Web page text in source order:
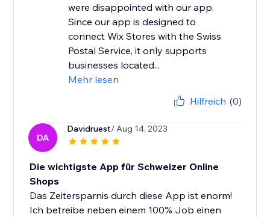
were disappointed with our app.
Since our app is designed to
connect Wix Stores with the Swiss
Postal Service, it only supports
businesses located...
Mehr lesen
Hilfreich (0)
DA
Davidruest/ Aug 14, 2023
Die wichtigste App für Schweizer Online
Shops
Das Zeitersparnis durch diese App ist enorm!
Ich betreibe neben einem 100% Job einen